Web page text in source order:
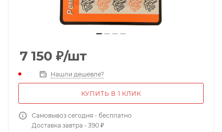
7 150 ₽/шт
Нашли дешевле?
КУПИТЬ В 1 КЛИК
Самовывоз сегодня - бесплатно
Доставка завтра - 390 ₽